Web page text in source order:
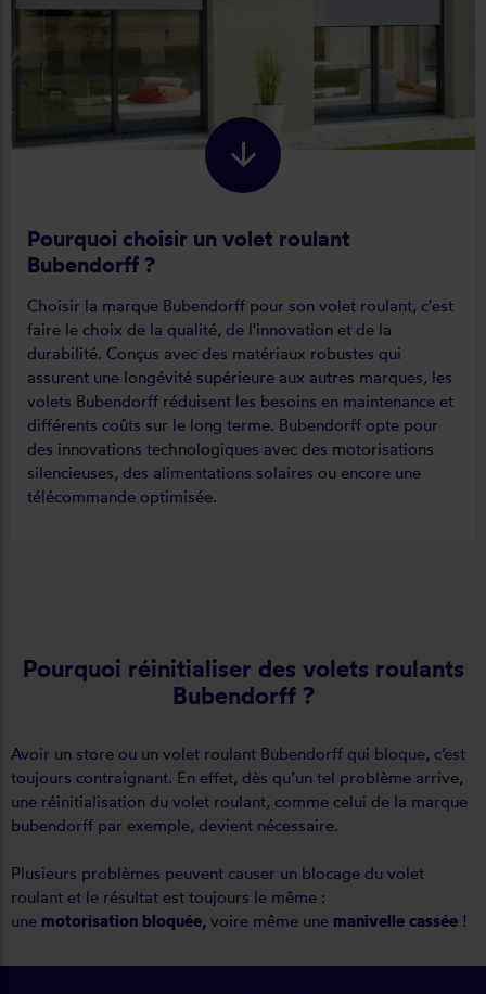
Pourquoi choisir un volet roulant
Bubendorff ?
Choisir la marque Bubendorff pour son volet roulant, c'est
faire le choix de la qualité, de l'innovation et de la
durabilité. Conçus avec des matériaux robustes qui
assurent une longévité supérieure aux autres marques, les
volets Bubendorff réduisent les besoins en maintenance et
différents coûts sur le long terme. Bubendorff opte pour
des innovations technologiques avec des motorisations
silencieuses, des alimentations solaires ou encore une
télécommande optimisée.
Pourquoi réinitialiser des volets roulants
Bubendorff ?
Avoir un store ou un volet roulant Bubendorff qui bloque, c’est
toujours contraignant. En effet, dès qu’un tel problème arrive,
une réinitialisation du volet roulant, comme celui de la marque
bubendorff par exemple, devient nécessaire.
Plusieurs problèmes peuvent causer un blocage du volet
roulant et le résultat est toujours le même :
une motorisation bloquée, voire même une manivelle cassée !